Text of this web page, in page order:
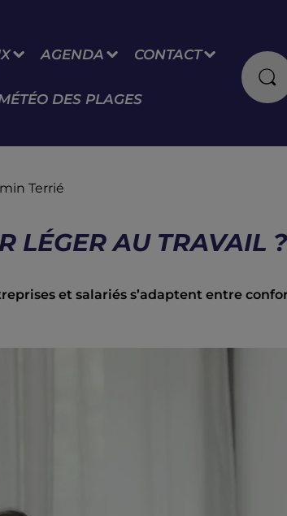
AGENDA CONTACT
DES PLAGES
Terrié
LÉGER AU TRAVAIL ?
et salariés s’adaptent entre